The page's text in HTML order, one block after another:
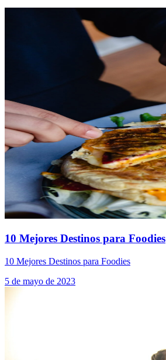
10 Mejores Destinos para Foodies
10 Mejores Destinos para Foodies
5 de mayo de 2023